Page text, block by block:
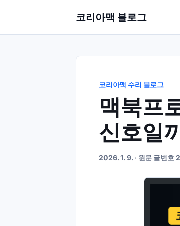
코리아맥 블로그
코리아맥 수리 블로그
맥북프
신호일
2026. 1. 9. · 원문 글번호